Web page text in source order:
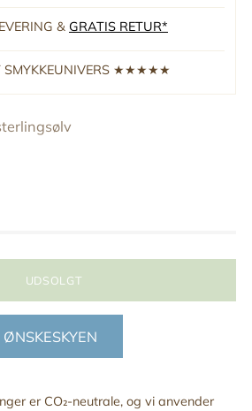
& GRATIS RETUR*
SMYKKEUNIVERS ★★★★★
UDSOLGT
er CO₂-neutrale, og vi anvender